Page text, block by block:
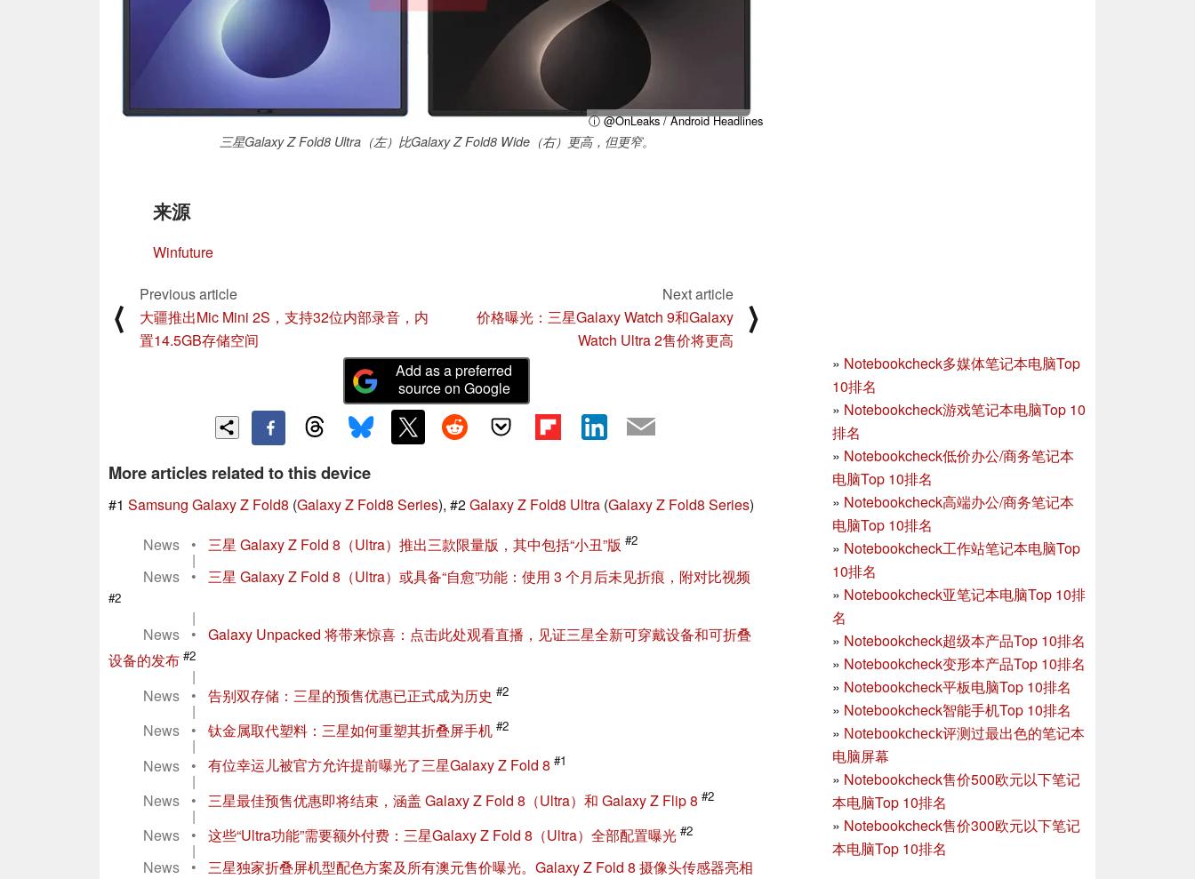
ⓘ @OnLeaks / Android Headlines
三星Galaxy Z Fold8 Ultra（左）比Galaxy Z Fold8 Wide（右）更高，但更窄。
来源
Winfuture
⟨
Previous article
大疆推出Mic Mini 2S，支持32位内部录音，内
置14.5GB存储空间
Next article
价格曝光：三星Galaxy Watch 9和Galaxy
Watch Ultra 2售价将更高
⟩
» Notebookcheck多媒体笔记本电脑Top
10排名
» Notebookcheck游戏笔记本电脑Top 10
排名
» Notebookcheck低价办公/商务笔记本
电脑Top 10排名
» Notebookcheck高端办公/商务笔记本
电脑Top 10排名
» Notebookcheck工作站笔记本电脑Top
10排名
» Notebookcheck亚笔记本电脑Top 10排
名
» Notebookcheck超级本产品Top 10排名
» Notebookcheck变形本产品Top 10排名
» Notebookcheck平板电脑Top 10排名
» Notebookcheck智能手机Top 10排名
» Notebookcheck评测过最出色的笔记本
电脑屏幕
» Notebookcheck售价500欧元以下笔记
本电脑Top 10排名
» Notebookcheck售价300欧元以下笔记
本电脑Top 10排名
Add as a preferred
source on Google
More articles related to this device
#1 Samsung Galaxy Z Fold8 (Galaxy Z Fold8 Series), #2Galaxy Z Fold8 Ultra (Galaxy Z Fold8 Series)
News
• 三星 Galaxy Z Fold 8（Ultra）推出三款限量版，其中包括“小丑”版 #2
|
News
• 三星 Galaxy Z Fold 8（Ultra）或具备“自愈”功能：使用 3 个月后未见折痕，附对比视频
#2
|
News
•
Galaxy Unpacked 将带来惊喜：点击此处观看直播，见证三星全新可穿戴设备和可折叠
设备的发布 #2
|
News
• 告别双存储：三星的预售优惠已正式成为历史 #2
|
News
• 钛金属取代塑料：三星如何重塑其折叠屏手机 #2
|
News
• 有位幸运儿被官方允许提前曝光了三星Galaxy Z Fold 8 #1
|
News
• 三星最佳预售优惠即将结束，涵盖 Galaxy Z Fold 8（Ultra）和 Galaxy Z Flip 8 #2
|
News
• 这些“Ultra功能”需要额外付费：三星Galaxy Z Fold 8（Ultra）全部配置曝光 #2
|
News
• 三星独家折叠屏机型配色方案及所有澳元售价曝光。Galaxy Z Fold 8 摄像头传感器亮相